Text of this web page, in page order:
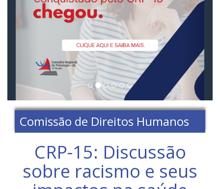
Comissão de Direitos Humanos
CRP-15: Discussão
sobre racismo e seus